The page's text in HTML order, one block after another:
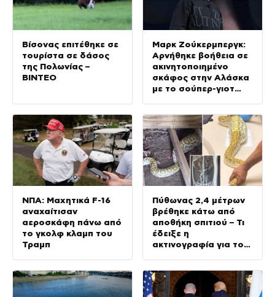
Βίσονας επιτέθηκε σε
τουρίστα σε δάσος
της Πολωνίας –
ΒΙΝΤΕΟ
Μαρκ Ζούκερμπεργκ:
Αρνήθηκε βοήθεια σε
ακινητοποιημένο
σκάφος στην Αλάσκα
με το σούπερ-γιοτ
ΝΠΑ: Μαχητικά F-16
αναχαίτισαν
αεροσκάφη πάνω από
το γκολφ κλαμπ του
Τραμπ
Πύθωνας 2,4 μέτρων
βρέθηκε κάτω από
αποθήκη σπιτιού – Τι
έδειξε η
ακτινογραφία για το